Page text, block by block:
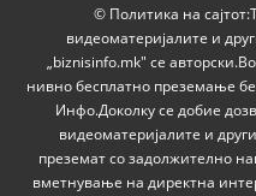
© Политика на
видеоматеријалите и
„biznisinfo.mk" се
нивно бесплатно преземање
Инфо.Доколку се добие
видеоматеријалите и
преземат со задолжително
вметнување на директна